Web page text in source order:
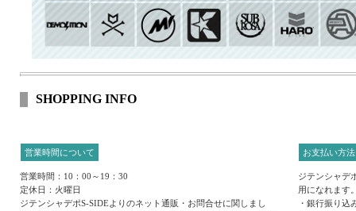
SHOPPING INFO
営業時間について
営業時間：10：00～19：30
定休日：火曜日
ジテンシャデポS-SIDEよりのネット通販・お問合せに関しまし
お支払い方法
ジテンシャデ
用になれます
・銀行振り込